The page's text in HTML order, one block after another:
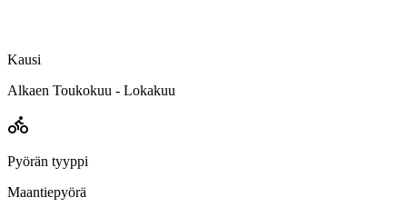
Kausi
Alkaen Toukokuu - Lokakuu
Pyörän tyyppi
Maantiepyörä